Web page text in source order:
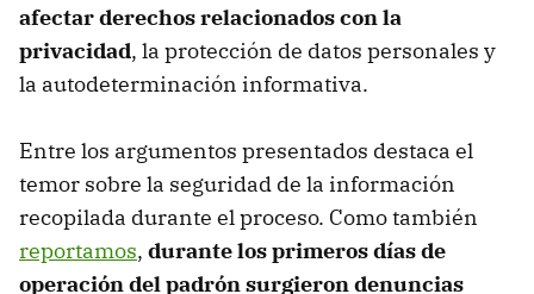
afectar derechos relacionados con la
privacidad, la protección de datos personales y
la autodeterminación informativa.
Entre los argumentos presentados destaca el
temor sobre la seguridad de la información
recopilada durante el proceso. Como también
reportamos, durante los primeros días de
operación del padrón surgieron denuncias